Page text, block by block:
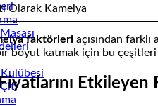
Olarak Kamelya
faktörleri açısından
boyut katmak için bu
Etkileyen